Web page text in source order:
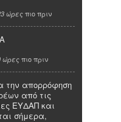
ώρες πιο πριν
ώρες πιο πριν
την απορρόφηση
από τις
ΕΥΔΑΠ και
σήμερα,